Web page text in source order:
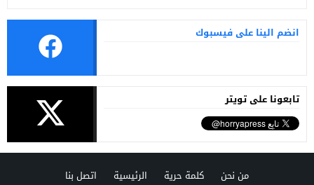
انضم الينا على فيسبوك
تابعونا على تويتر
من نحن كلمة حرية الرئيسية اتصل بنا